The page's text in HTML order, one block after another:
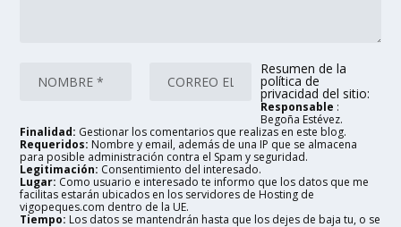
Resumen de la
política de
privacidad del sitio:
Responsable :
Begoña Estévez.
Finalidad: Gestionar los comentarios que realizas en este blog.
Requeridos: Nombre y email, además de una IP que se almacena
para posible administración contra el Spam y seguridad.
Legitimación: Consentimiento del interesado.
Lugar: Como usuario e interesado te informo que los datos que me
facilitas estarán ubicados en los servidores de Hosting de
vigopeques.com dentro de la UE.
Tiempo: Los datos se mantendrán hasta que los dejes de baja tu, o se